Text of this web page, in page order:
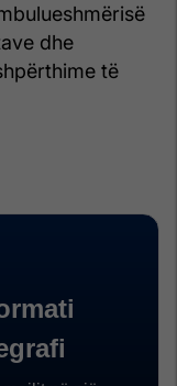
dhe
të